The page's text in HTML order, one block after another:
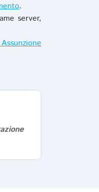
.
server,